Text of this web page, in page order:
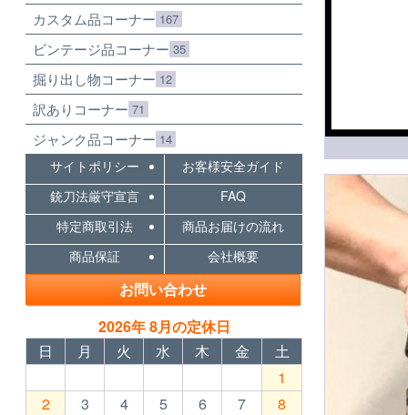
カスタム品コーナー 167
ビンテージ品コーナー 35
掘り出し物コーナー 12
訳ありコーナー 71
ジャンク品コーナー 14
サイトポリシー
お客様安全ガイド
銃刀法厳守宣言
FAQ
特定商取引法
商品お届けの流れ
商品保証
会社概要
お問い合わせ
2026年 8月の定休日
日
月 火 水 木 金
土
1
2
3 4 5 6 7
8